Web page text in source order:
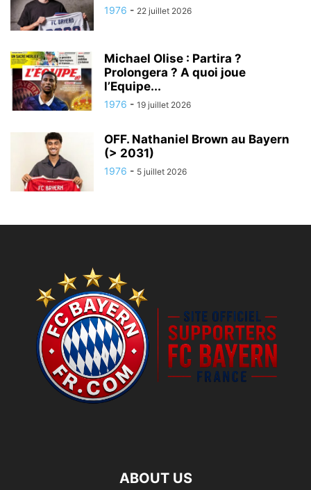
1976 - 22 juillet 2026
Michael Olise : Partira ?
Prolongera ? A quoi joue
l’Equipe...
1976 - 19 juillet 2026
OFF. Nathaniel Brown au Bayern
(> 2031)
1976 - 5 juillet 2026
ABOUT US